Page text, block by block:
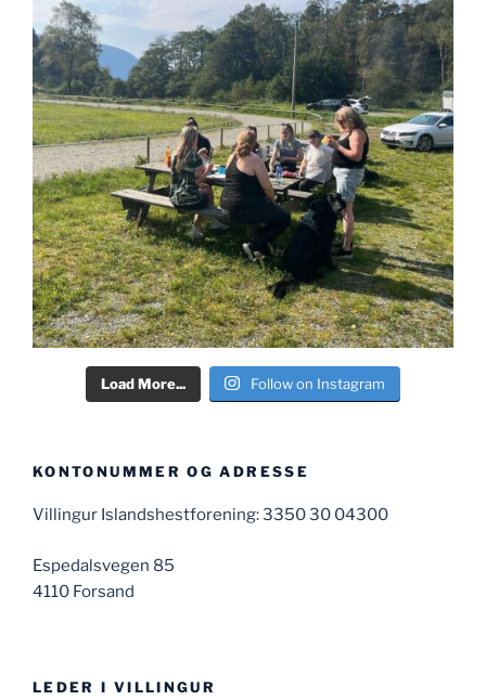
Load More... Follow on Instagram
KONTONUMMER OG ADRESSE
Villingur Islandshestforening: 3350 30 04300
Espedalsvegen 85
4110 Forsand
LEDER I VILLINGUR